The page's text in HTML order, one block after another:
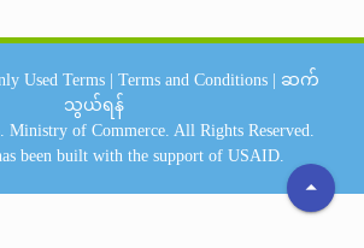
arrow_drop_up
Used Terms Terms and Conditions
ဆက်
သွယ်ရန်
Ministry of Commerce. All Rights Reserved.
been built with the support of USAID.